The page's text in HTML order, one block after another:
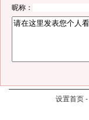
昵称：
设置首页 -